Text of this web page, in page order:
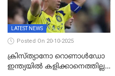
LATEST NEWS
Posted On 20-10-2025
ക്രിസ്ത്യാനോ റൊണാൾഡോ
ഇന്ത്യയിൽ കളിക്കാനെത്തില്ല;